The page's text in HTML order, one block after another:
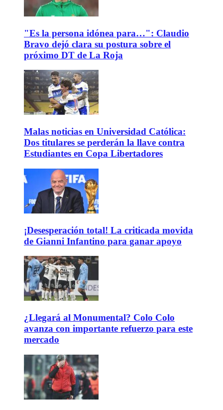
"Es la persona idónea para…": Claudio
Bravo dejó clara su postura sobre el
próximo DT de La Roja
Malas noticias en Universidad Católica:
Dos titulares se perderán la llave contra
Estudiantes en Copa Libertadores
¡Desesperación total! La criticada movida
de Gianni Infantino para ganar apoyo
¿Llegará al Monumental? Colo Colo
avanza con importante refuerzo para este
mercado